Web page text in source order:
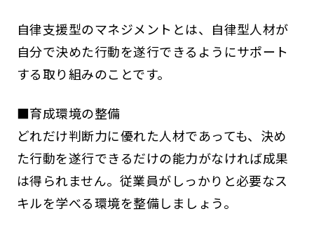
自律支援型のマネジメントとは、自律型人材が
自分で決めた行動を遂行できるようにサポート
する取り組みのことです。
■育成環境の整備
どれだけ判断力に優れた人材であっても、決め
た行動を遂行できるだけの能力がなければ成果
は得られません。従業員がしっかりと必要なス
キルを学べる環境を整備しましょう。